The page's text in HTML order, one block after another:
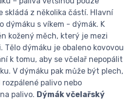
skládá z několika částí. Hlavní
dýmáku s víkem - dýmák. K
kožený měch, který je mezi
Tělo dýmáku je obaleno kovovou
k tomu, aby se včelař nepopálit
V dýmáku pak může být plech,
palivo nebo
palivo. Dýmák včelařský